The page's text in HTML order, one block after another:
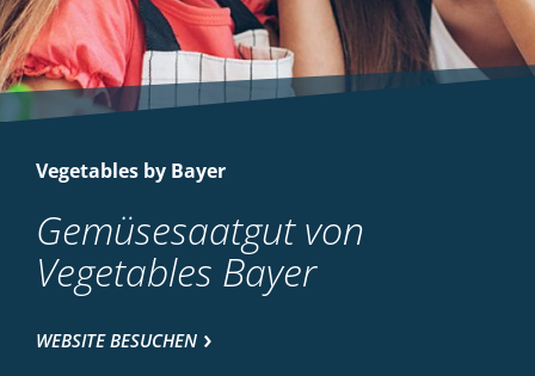
Vegetables by Bayer
Gemüsesaatgut von
Vegetables Bayer
WEBSITE BESUCHEN